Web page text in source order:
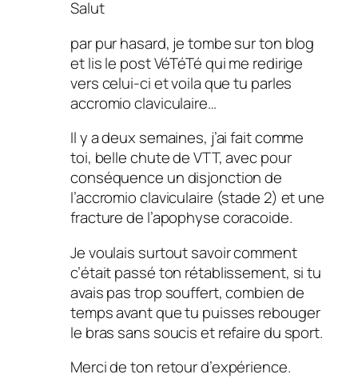
Salut
par pur hasard, je tombe sur ton blog
et lis le post VéTéTé qui me redirige
vers celui-ci et voila que tu parles
accromio claviculaire…
Il y a deux semaines, j’ai fait comme
toi, belle chute de VTT, avec pour
conséquence un disjonction de
l’accromio claviculaire (stade 2) et une
fracture de l’apophyse coracoide.
Je voulais surtout savoir comment
c’était passé ton rétablissement, si tu
avais pas trop souffert, combien de
temps avant que tu puisses rebouger
le bras sans soucis et refaire du sport.
Merci de ton retour d’expérience.